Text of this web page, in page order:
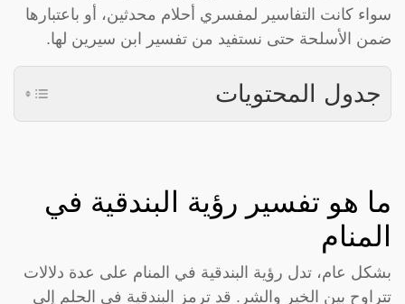
سواء كانت التفاسير لمفسري أحلام محدثين، أو باعتبارها
ضمن الأسلحة حتى نستفيد من تفسير ابن سيرين لها.
جدول المحتويات
ما هو تفسير رؤية البندقية في
المنام
بشكل عام، تدل رؤية البندقية في المنام على عدة دلالات
تتراوح بين الخير والشر. قد ترمز البندقية في الحلم إلى